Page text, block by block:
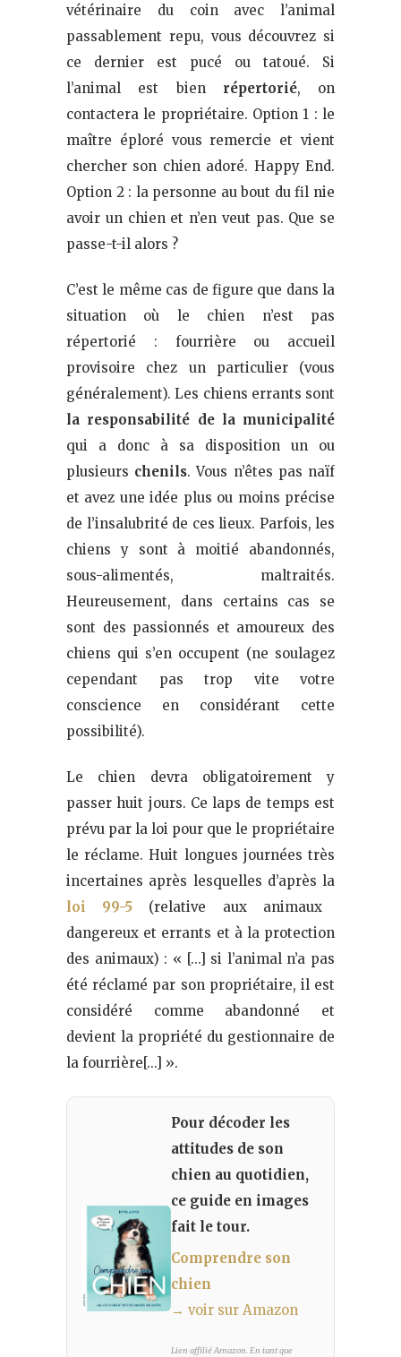
vétérinaire du coin avec l’animal
passablement repu, vous découvrez si
ce dernier est pucé ou tatoué. Si
l’animal est bien répertorié, on
contactera le propriétaire. Option 1 : le
maître éploré vous remercie et vient
chercher son chien adoré. Happy End.
Option 2 : la personne au bout du fil nie
avoir un chien et n’en veut pas. Que se
passe-t-il alors ?
C’est le même cas de figure que dans la
situation où le chien n’est pas
répertorié : fourrière ou accueil
provisoire chez un particulier (vous
généralement). Les chiens errants sont
la responsabilité de la municipalité
qui a donc à sa disposition un ou
plusieurs chenils. Vous n’êtes pas naïf
et avez une idée plus ou moins précise
de l’insalubrité de ces lieux. Parfois, les
chiens y sont à moitié abandonnés,
sous-alimentés, maltraités.
Heureusement, dans certains cas se
sont des passionnés et amoureux des
chiens qui s’en occupent (ne soulagez
cependant pas trop vite votre
conscience en considérant cette
possibilité).
Le chien devra obligatoirement y
passer huit jours. Ce laps de temps est
prévu par la loi pour que le propriétaire
le réclame. Huit longues journées très
incertaines après lesquelles d’après la
loi 99-5 (relative aux animaux
dangereux et errants et à la protection
des animaux) : « […] si l’animal n’a pas
été réclamé par son propriétaire, il est
considéré comme abandonné et
devient la propriété du gestionnaire de
la fourrière[…] ».
Pour décoder les
attitudes de son
chien au quotidien,
ce guide en images
fait le tour.
Comprendre son
chien
→ voir sur Amazon
Lien affilié Amazon. En tant que